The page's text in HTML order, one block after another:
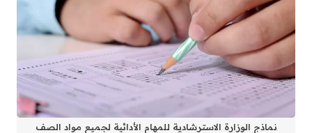
نماذج الوزارة الاسترشادية للمهام الأدائية لجميع مواد الصف